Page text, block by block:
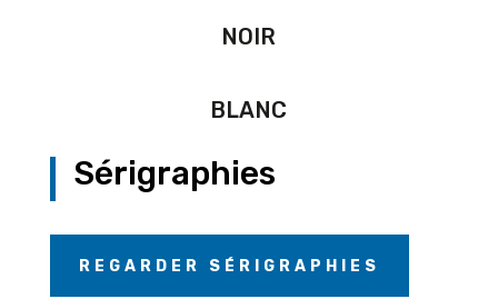
NOIR
BLANC
Sérigraphies
REGARDER SÉRIGRAPHIES